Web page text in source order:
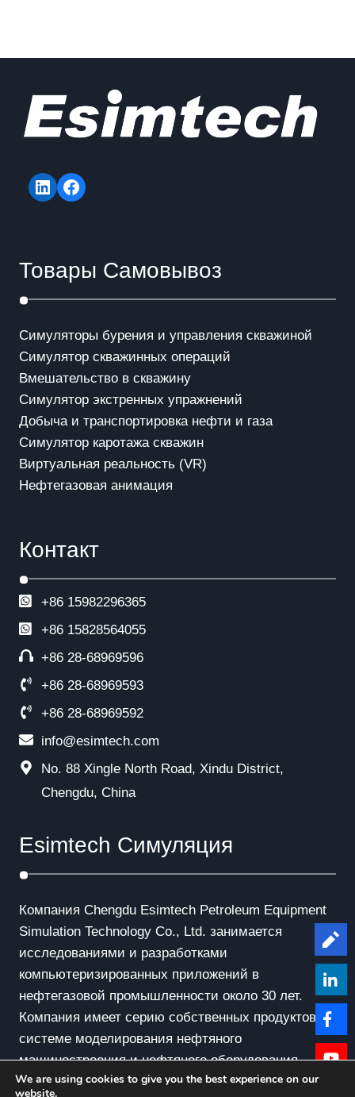
LinkedInFacebook
Товары Самовывоз
Симуляторы бурения и управления скважиной
Симулятор скважинных операций
Вмешательство в скважинy
Симулятор экстренных упражнений
Добыча и транспортировка нефти и газа
Симулятор каротажа скважин
Виртуальная реальность (VR)
Нефтегазовая анимация
Контакт
+86 15982296365
+86 15828564055
+86 28-68969596
+86 28-68969593
+86 28-68969592
info@esimtech.com
No. 88 Xingle North Road, Xindu District,
Chengdu, China
Esimtech Симуляция
Компания Chengdu Esimtech Petroleum Equipment
Simulation Technology Co., Ltd. занимается
исследованиями и разработками
компьютеризированных приложений в
нефтегазовой промышленности около 30 лет.
Компания имеет серию собственных продуктов в
системе моделирования нефтяного
машиностроения и нефтяного оборудования.
We are using cookies to give you the best experience on our
website.